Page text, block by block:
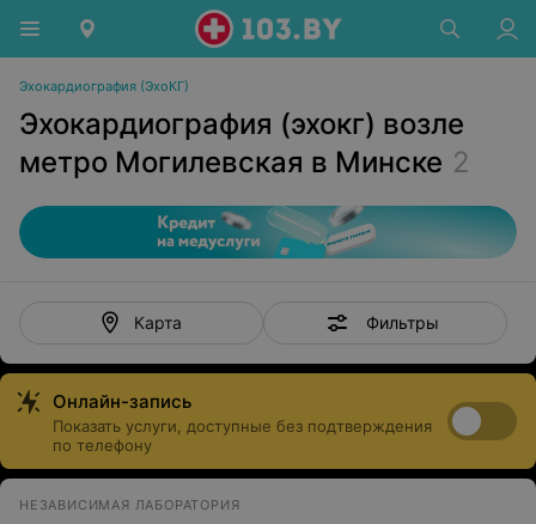
Эхокардиография (ЭхоКГ)
Эхокардиография (эхокг) возле
метро Могилевская в Минске 2
Карта Фильтры
Онлайн-запись
Показать услуги, доступные без подтверждения
по телефону
НЕЗАВИСИМАЯ ЛАБОРАТОРИЯ